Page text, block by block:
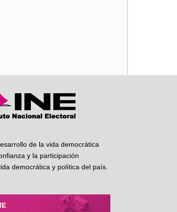
de la vida democrática
y la participación
democrática y política del país.